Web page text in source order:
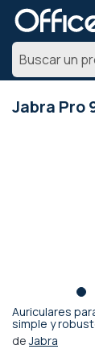
Jabra Pro
Auriculares
simple y
deJabra
Saltar
al